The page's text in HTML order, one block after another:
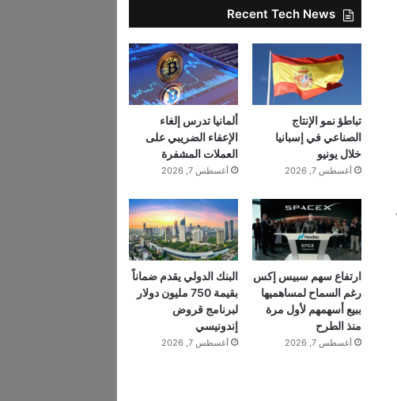
Recent Tech News
تباطؤ نمو الإنتاج
الصناعي في إسبانيا
خلال يونيو
أغسطس 7, 2026
ألمانيا تدرس إلغاء
الإعفاء الضريبي على
العملات المشفرة
أغسطس 7, 2026
ارتفاع سهم سبيس إكس
رغم السماح لمساهميها
ببيع أسهمهم لأول مرة
منذ الطرح
أغسطس 7, 2026
البنك الدولي يقدم ضماناً
بقيمة 750 مليون دولار
لبرنامج قروض
إندونيسي
أغسطس 7, 2026